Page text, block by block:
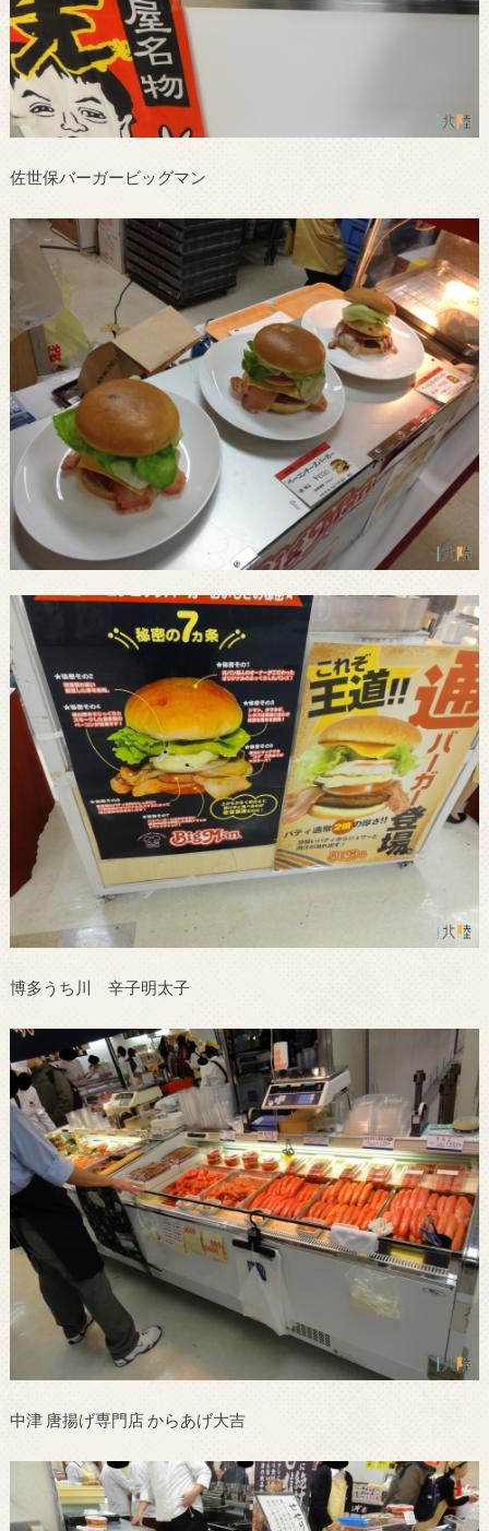
佐世保バーガービッグマン
博多うち川 辛子明太子
中津 唐揚げ専門店 からあげ大吉